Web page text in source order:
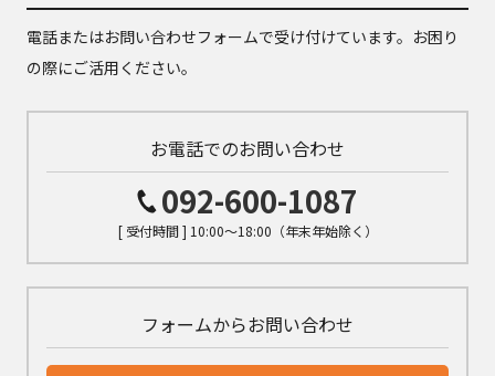
電話またはお問い合わせフォームで受け付けています。お困り
の際にご活用ください。
お電話でのお問い合わせ
092-600-1087
[ 受付時間 ] 10:00～18:00（年末年始除く）
フォームからお問い合わせ